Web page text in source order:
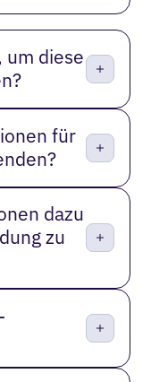
um diese
für
dazu
zu